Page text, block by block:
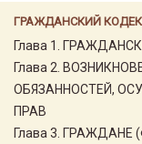
ГРАЖДАНСКИЙ
Глава 1.
Глава 2.
ОБЯЗАННОСТЕЙ,
ПРАВ
Глава 3. ГРАЖДАНЕ